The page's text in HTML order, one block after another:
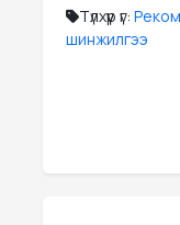
Түлхүүр үг:
шинжилгээ